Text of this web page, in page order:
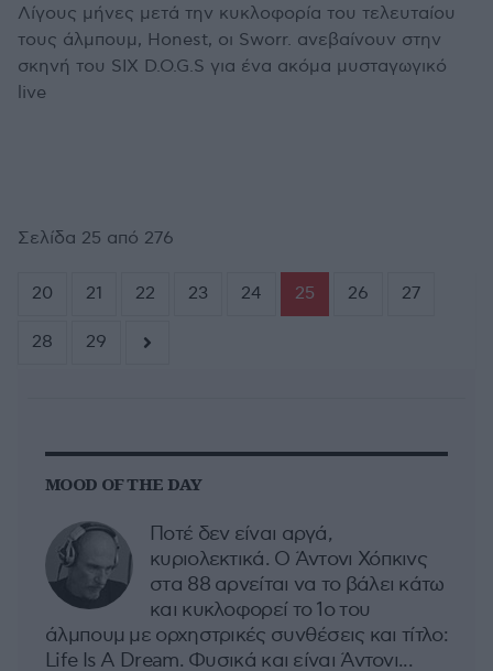
Λίγους μήνες μετά την κυκλοφορία του τελευταίου
τους άλμπουμ, Ηonest, οι Sworr. ανεβαίνουν στην
σκηνή του SIX D.O.G.S για ένα ακόμα μυσταγωγικό
live
Σελίδα 25 από 276
20 21 22 23 24 25 26 27
28 29
MOOD OF THE DAY
Ποτέ δεν είναι αργά,
κυριολεκτικά. Ο Άντονι Χόπκινς
στα 88 αρνείται να το βάλει κάτω
και κυκλοφορεί το 1ο του
άλμπουμ με ορχηστρικές συνθέσεις και τίτλο:
Life Is A Dream. Φυσικά και είναι Άντονι...